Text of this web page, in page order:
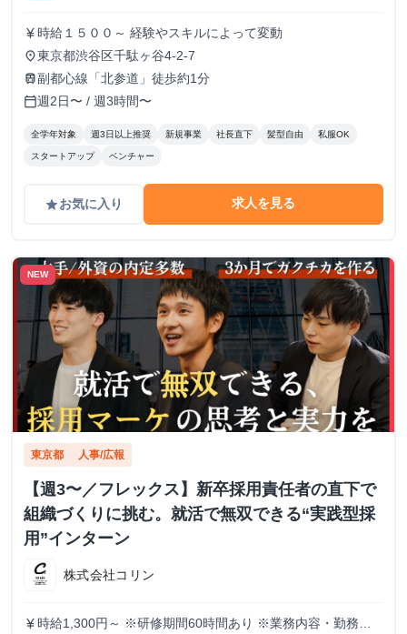
currency_yen 時給１５００～ 経験やスキルによって変動
place東京都渋谷区千駄ヶ谷4-2-7
train副都心線「北参道」徒歩約1分
calendar_today週2日〜 / 週3時間〜
全学年対象 週3日以上推奨 新規事業 社長直下 髪型自由 私服OK
スタートアップ ベンチャー
gradeお気に入り 求人を見る
NEW
東京都 人事/広報
【週3〜／フレックス】新卒採用責任者の直下で
組織づくりに挑む。就活で無双できる“実践型採
用”インターン
株式会社コリン
currency_yen 時給1,300円～ ※研修期間60時間あり ※業務内容・勤務状